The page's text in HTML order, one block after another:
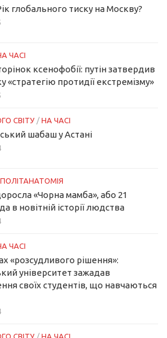
глобального тиску на Москву?
ЧАСІ
ксенофобії: путін затвердив
«стратегію протидії екстремізму»
СВІТУ / НА ЧАСІ
шабаш у Астані
ПОЛІТАНАТОМІЯ
«Чорна мамба», або 21
в новітній історії людства
ЧАСІ
«розсудливого рішення»:
університет зажадав
своїх студентів, що навчаються
СВІТУ / НА ЧАСІ